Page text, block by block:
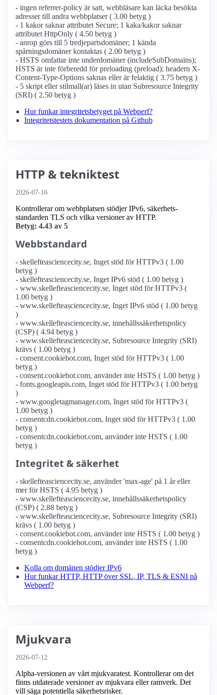
- ingen referrer-policy är satt, webbläsare kan läcka besökta
adresser till andra webbplatser ( 3.00 betyg )
- 1 kakor saknar attributet Secure; 1 kaka/kakor saknar
attributet HttpOnly ( 4.50 betyg )
- anrop görs till 5 tredjepartsdomäner; 1 kända
spårningsdomäner kontaktas ( 2.00 betyg )
- HSTS omfattar inte underdomäner (includeSubDomains);
HSTS är inte förberedd för preloading (preload); headern X-
Content-Type-Options saknas eller är felaktig ( 3.75 betyg )
- 5 skript eller stilmall(ar) läses in utan Subresource Integrity
(SRI) ( 2.50 betyg )
Hur funkar integritetsbetyget på Webperf?
Integritetstestets dokumentation på Github
HTTP & tekniktest
2026-07-16
Kontrollerar om webbplatsen stödjer IPv6, säkerhets­
standarden TLS och vilka versioner av HTTP.
Betyg: 4.43 av 5
Webbstandard
- skellefteasciencecity.se, Inget stöd för HTTPv3 ( 1.00
betyg )
- skellefteasciencecity.se, Inget IPv6 stöd ( 1.00 betyg )
- www.skellefteasciencecity.se, Inget stöd för HTTPv3 (
1.00 betyg )
- www.skellefteasciencecity.se, Inget IPv6 stöd ( 1.00 betyg
)
- www.skellefteasciencecity.se, innehållssäkerhetspolicy
(CSP) ( 4.94 betyg )
- www.skellefteasciencecity.se, Subresource Integrity (SRI)
krävs ( 1.00 betyg )
- consent.cookiebot.com, Inget stöd för HTTPv3 ( 1.00
betyg )
- consent.cookiebot.com, använder inte HSTS ( 1.00 betyg )
- fonts.googleapis.com, Inget stöd för HTTPv3 ( 1.00 betyg
)
- www.googletagmanager.com, Inget stöd för HTTPv3 (
1.00 betyg )
- consentcdn.cookiebot.com, Inget stöd för HTTPv3 ( 1.00
betyg )
- consentcdn.cookiebot.com, använder inte HSTS ( 1.00
betyg )
Integritet & säkerhet
- skellefteasciencecity.se, använder 'max-age' på 1 år eller
mer för HSTS ( 4.95 betyg )
- www.skellefteasciencecity.se, innehållssäkerhetspolicy
(CSP) ( 2.88 betyg )
- www.skellefteasciencecity.se, Subresource Integrity (SRI)
krävs ( 1.00 betyg )
- consent.cookiebot.com, använder inte HSTS ( 1.00 betyg )
- consentcdn.cookiebot.com, använder inte HSTS ( 1.00
betyg )
Kolla om domänen stödjer IPv6
Hur funkar HTTP, HTTP över SSL, IP, TLS & ESNI på
Webperf?
Mjukvara
2026-07-12
Alpha-versionen av vårt mjukvaratest. Kontrollerar om det
finns utdaterade versioner av mjukvara eller ramverk. Det
vill säga potentiella säkerhetsrisker.